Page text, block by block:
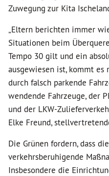
Zuwegung zur Kita
„Eltern berichten immer
Situationen beim
Tempo 30 gilt und ein
ausgewiesen ist, kommt es
durch falsch parkende
wendende Fahrzeuge, der
und der LKW-
Elke Freund,
Die Grünen fordern, dass
verkehrsberuhigende
Insbesondere die